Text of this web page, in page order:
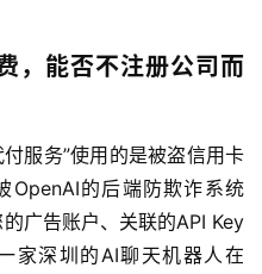
，能否不注册公司而
服务”使用的是被盗信用卡
OpenAI的后端防欺诈系统
广告账户、关联的API Key
家深圳的AI聊天机器人在